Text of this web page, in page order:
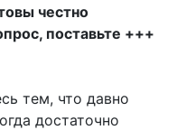
честно
поставьте +++
тем, что давно
достаточно